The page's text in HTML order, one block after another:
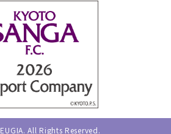
All Rights Reserved.